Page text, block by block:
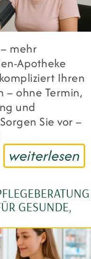
mehr
Apotheke
Ihren
– ohne Termin,
und
Sie vor –
weiterlesen
GESUNDE,